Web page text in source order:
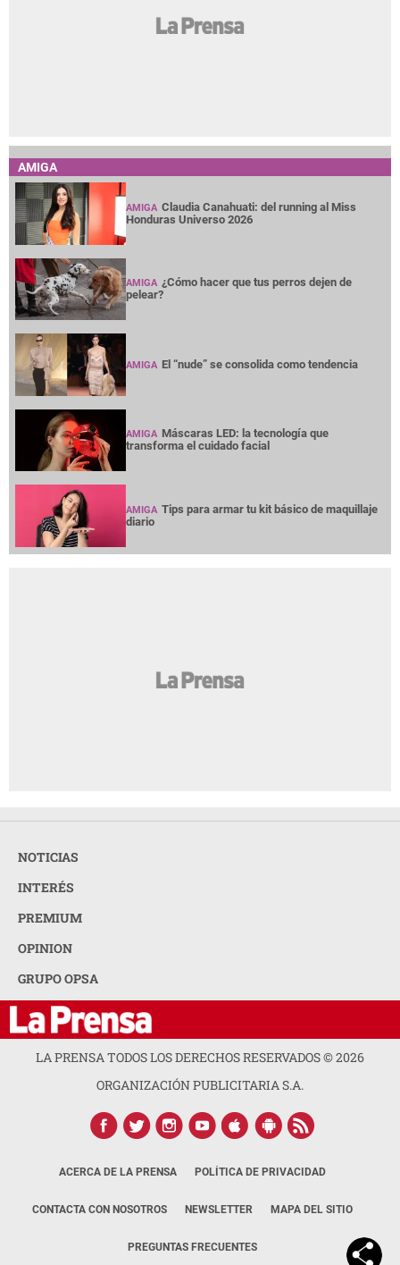
AMIGA
AMIGA Claudia Canahuati: del running al Miss
Honduras Universo 2026
AMIGA ¿Cómo hacer que tus perros dejen de
pelear?
AMIGA El “nude” se consolida como tendencia
AMIGA Máscaras LED: la tecnología que
transforma el cuidado facial
AMIGA Tips para armar tu kit básico de maquillaje
diario
NOTICIAS
INTERÉS
PREMIUM
OPINION
GRUPO OPSA
LA PRENSA TODOS LOS DERECHOS RESERVADOS ©2026
ORGANIZACIÓN PUBLICITARIA S.A.
ACERCA DE LA PRENSA POLÍTICA DE PRIVACIDAD
CONTACTA CON NOSOTROS NEWSLETTER MAPA DEL SITIO
PREGUNTAS FRECUENTES